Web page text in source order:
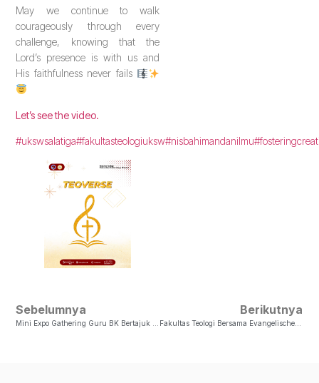
May we continue to walk
courageously through every
challenge, knowing that the
Lord’s presence is with us and
His faithfulness never fails
Let’s see the video.
#ukswsalatiga#fakultasteologiuksw#nisbahimandanilmu
Sebelumnya Berikutnya
Fakultas Teologi Bersama Evangelische Hochschule Hessen (EHH) Dan United Evangelical Mission (UEM), Jerman Malakukan Visitasi Ke Ponpes Perempuan Al Falah Salatiga